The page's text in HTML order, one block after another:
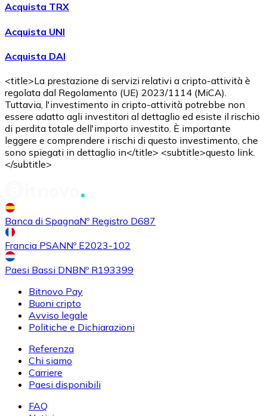
Acquista TRX
Acquista UNI
Acquista DAI
<title>La prestazione di servizi relativi a cripto-attività è
regolata dal Regolamento (UE) 2023/1114 (MiCA).
Tuttavia, l'investimento in cripto-attività potrebbe non
essere adatto agli investitori al dettaglio ed esiste il rischio
di perdita totale dell'importo investito. È importante
leggere e comprendere i rischi di questo investimento, che
sono spiegati in dettaglio in</title> <subtitle>questo link.
</subtitle>
Banca di SpagnaNº Registro D687
Francia PSANNº E2023-102
Paesi Bassi DNBNº R193399
Bitnovo Pay
Buoni cripto
Avviso legale
Politiche e Dichiarazioni
Referenza
Chi siamo
Carriere
Paesi disponibili
FAQ